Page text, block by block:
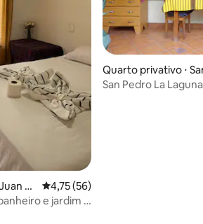
avaliações
La
4,75 de uma avaliação média de 5,
4,75 (56)
e jardim |
Quarto privativo ⋅
a Laguna
San Pedro La